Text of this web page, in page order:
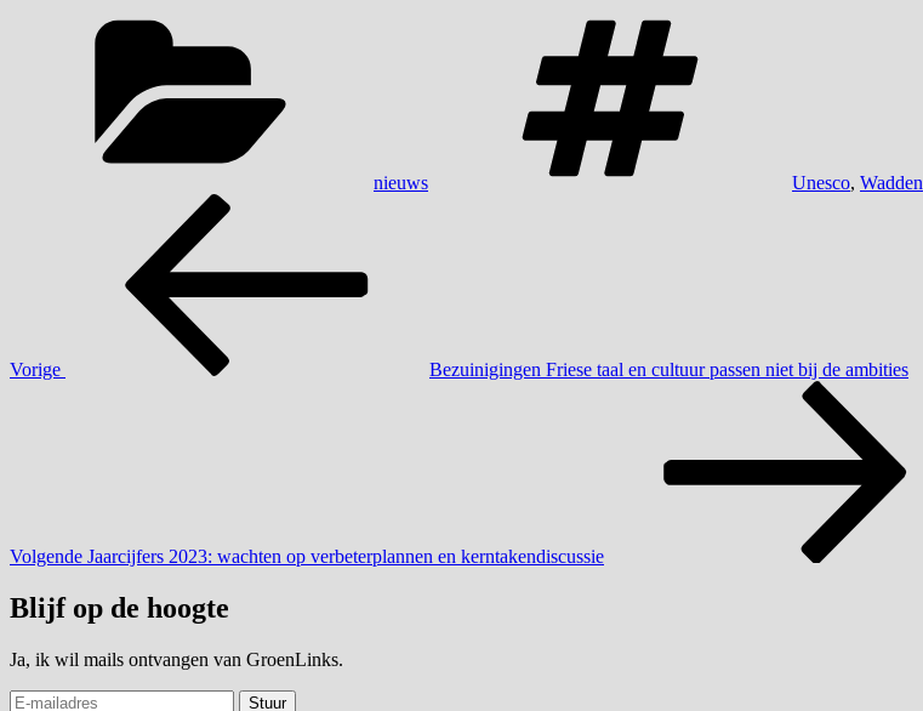
nieuws Unesco, Wadden
Vorige
Bezuinigingen Friese taal en cultuur passen niet bij de ambities
Volgende Jaarcijfers 2023: wachten op verbeterplannen en kerntakendiscussie
Blijf op de hoogte
Ja, ik wil mails ontvangen van GroenLinks.